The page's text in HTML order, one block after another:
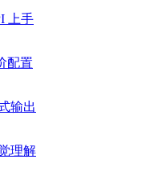
上手
配置
输出
理解